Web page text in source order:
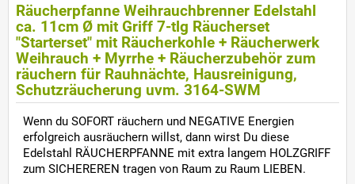
Räucherpfanne Weihrauchbrenner Edelstahl
ca. 11cm Ø mit Griff 7-tlg Räucherset
"Starterset" mit Räucherkohle + Räucherwerk
Weihrauch + Myrrhe + Räucherzubehör zum
räuchern für Rauhnächte, Hausreinigung,
Schutzräucherung uvm. 3164-SWM
Wenn du SOFORT räuchern und NEGATIVE Energien
erfolgreich ausräuchern willst, dann wirst Du diese
Edelstahl RÄUCHERPFANNE mit extra langem HOLZGRIFF
zum SICHEREREN tragen von Raum zu Raum LIEBEN.